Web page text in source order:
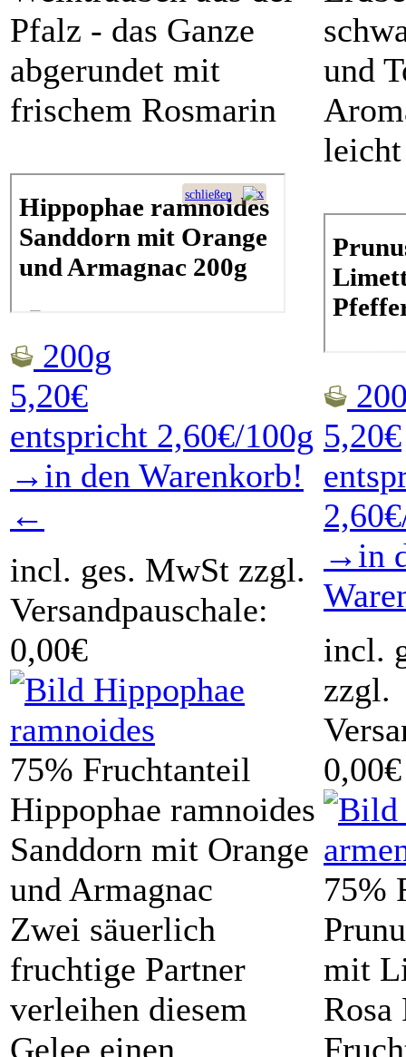
Pfalz - das Ganze
abgerundet mit
frischem Rosmarin
und
200g
5,20€
entspricht 2,60€/100g
→in den Warenkorb!
←
incl. ges. MwSt zzgl.
Versandpauschale:
0,00€
75% Fruchtanteil
Hippophae ramnoides
Sanddorn mit Orange
und Armagnac
Zwei säuerlich
fruchtige Partner
verleihen diesem
Gelee einen
5,20€
→in
incl.
zzgl.
0,00€
75%
mit
Rosa